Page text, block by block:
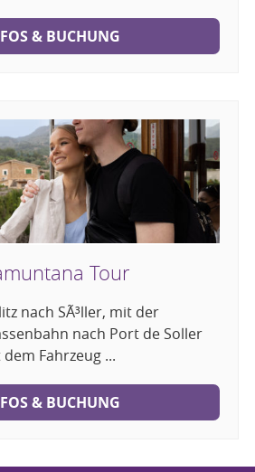
& BUCHUNG
Tour
nach SÃ³ller, mit der
nach Port de Soller
Fahrzeug ...
& BUCHUNG